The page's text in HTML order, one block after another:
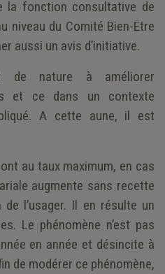
la fonction consultative de
niveau du Comité Bien-Etre
aussi un avis d’initiative.
de nature à améliorer
et ce dans un contexte
A cette aune, il est
au taux maximum, en cas
augmente sans recette
l’usager. Il en résulte un
Le phénomène n’est pas
en année et désincite à
de modérer ce phénomène,